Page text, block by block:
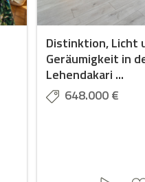
Distinktion, Licht
Geräumigkeit in
Lehendakari ...
648.000 €